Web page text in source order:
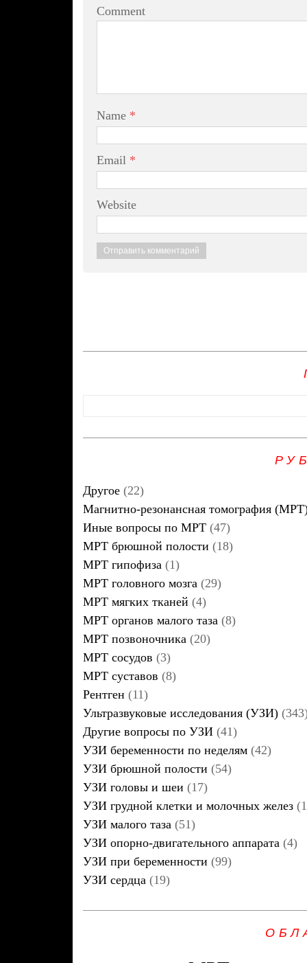
Comment
Name *
Email *
Website
Другое (22)
Магнитно-резонансная томография
Иные вопросы по МРТ (47)
МРТ брюшной полости (18)
МРТ гипофиза (1)
МРТ головного мозга (29)
МРТ мягких тканей (4)
МРТ органов малого таза (8)
МРТ позвоночника (20)
МРТ сосудов (3)
МРТ суставов (8)
Рентген (11)
Ультразвуковые исследования (УЗИ)
Другие вопросы по УЗИ (41)
УЗИ беременности по неделям (42)
УЗИ брюшной полости (54)
УЗИ головы и шеи (17)
УЗИ грудной клетки и молочных желез
УЗИ малого таза (51)
УЗИ опорно-двигательного аппарата (4)
УЗИ при беременности (99)
УЗИ сердца (19)